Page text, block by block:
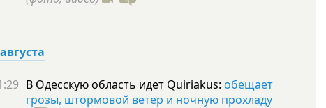
В Одесскую область идет Quiriakus: обещает
грозы, штормовой ветер и ночную прохладу